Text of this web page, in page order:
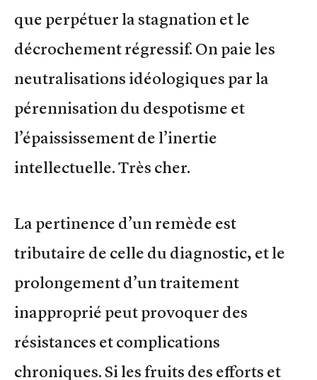
que perpétuer la stagnation et le
décrochement régressif. On paie les
neutralisations idéologiques par la
pérennisation du despotisme et
l’épaississement de l’inertie
intellectuelle. Très cher.
La pertinence d’un remède est
tributaire de celle du diagnostic, et le
prolongement d’un traitement
inapproprié peut provoquer des
résistances et complications
chroniques. Si les fruits des efforts et